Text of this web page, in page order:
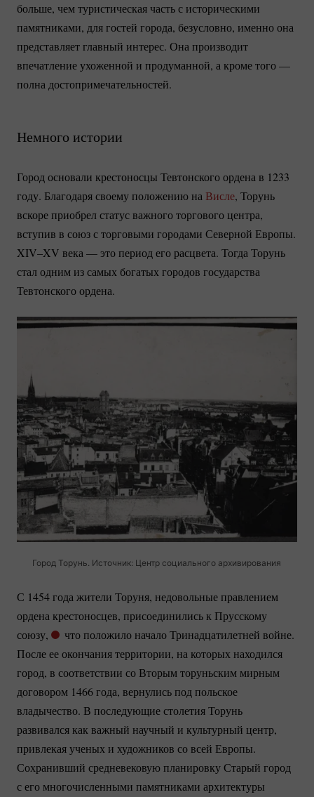
больше, чем туристическая часть с историческими
памятниками, для гостей города, безусловно, именно она
представляет главный интерес. Она производит
впечатление ухоженной и продуманной, а кроме того —
полна достопримечательностей.
Немного истории
Город основали крестоносцы Тевтонского ордена в 1233
году. Благодаря своему положению на Висле, Торунь
вскоре приобрел статус важного торгового центра,
вступив в союз с торговыми городами Северной Европы.
XIV–XV века — это период его расцвета. Тогда Торунь
стал одним из самых богатых городов государства
Тевтонского ордена.
Город Торунь. Источник: Центр социального архивирования
С 1454 года жители Торуня, недовольные правлением
ордена крестоносцев, присоединились к Прусскому
союзу,
что положило начало Тринадцатилетней войне.
После ее окончания территории, на которых находился
город, в соответствии со Вторым торуньским мирным
договором 1466 года, вернулись под польское
владычество. В последующие столетия Торунь
развивался как важный научный и культурный центр,
привлекая ученых и художников со всей Европы.
Сохранивший средневековую планировку Старый город
с его многочисленными памятниками архитектуры